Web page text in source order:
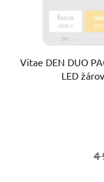
Vitae DEN DUO
LED
4